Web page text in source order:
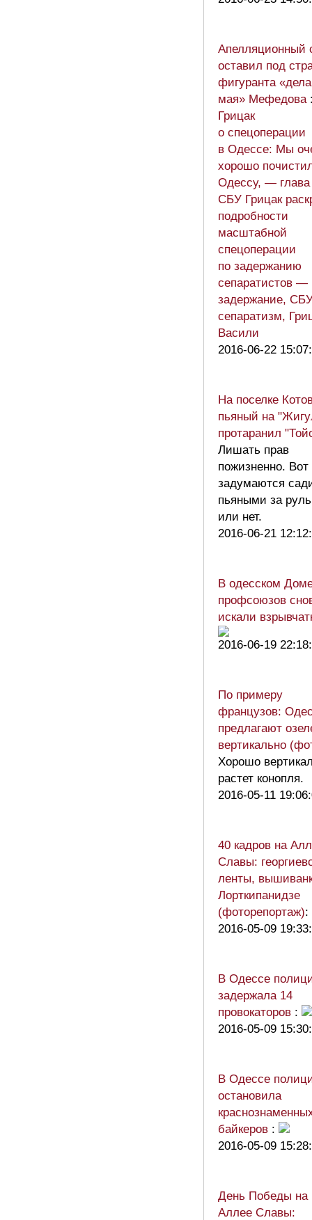
Апелляционный
оставил под
фигуранта
мая» Мефедова
Грицак
о спецоперации
в Одессе: Мы
хорошо
Одессу, — глава
СБУ Грицак
подробности
масштабной
спецоперации
по задержанию
сепаратистов —
задержание,
сепаратизм,
Васили
2016-06-22
На поселке
пьяный на
протаранил
Лишать прав
пожизненно. Вот
задумаются
пьяными за руль
или нет.
2016-06-21
В одесском
профсоюзов
искали
2016-06-19
По примеру
французов:
предлагают
вертикально
Хорошо
растет конопля.
2016-05-11
40 кадров на
Славы:
ленты,
Лорткипанидзе
(фоторепортаж):
2016-05-09
В Одессе
задержала 14
провокаторов :
2016-05-09
В Одессе
остановила
байкеров :
2016-05-09
День Победы на
Аллее Славы: